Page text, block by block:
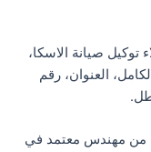
صيانة الاسكا،
العنوان، رقم
من مهندس معتمد في